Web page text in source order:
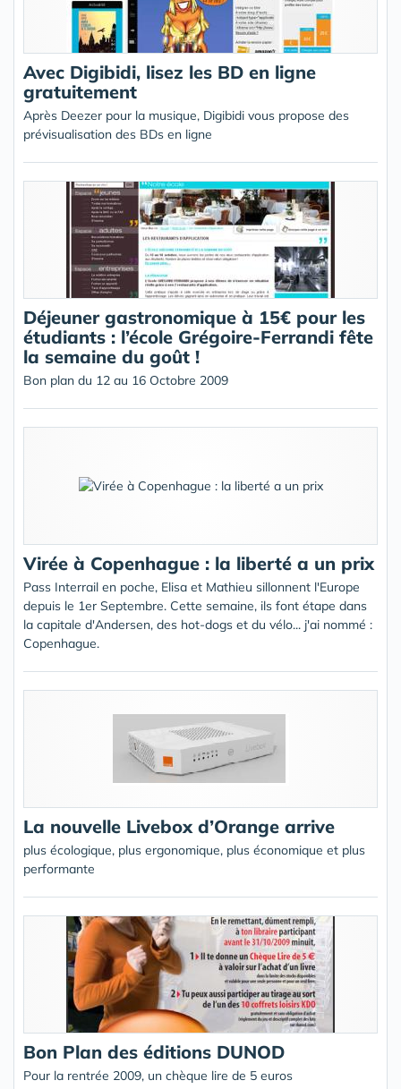
Avec Digibidi, lisez les BD en ligne
gratuitement
Après Deezer pour la musique, Digibidi vous propose des
prévisualisation des BDs en ligne
Déjeuner gastronomique à 15€ pour les
étudiants : l’école Grégoire-Ferrandi fête
la semaine du goût !
Bon plan du 12 au 16 Octobre 2009
Virée à Copenhague : la liberté a un prix
Pass Interrail en poche, Elisa et Mathieu sillonnent l'Europe
depuis le 1er Septembre. Cette semaine, ils font étape dans
la capitale d'Andersen, des hot-dogs et du vélo... j'ai nommé :
Copenhague.
La nouvelle Livebox d’Orange arrive
plus écologique, plus ergonomique, plus économique et plus
performante
Bon Plan des éditions DUNOD
Pour la rentrée 2009, un chèque lire de 5 euros